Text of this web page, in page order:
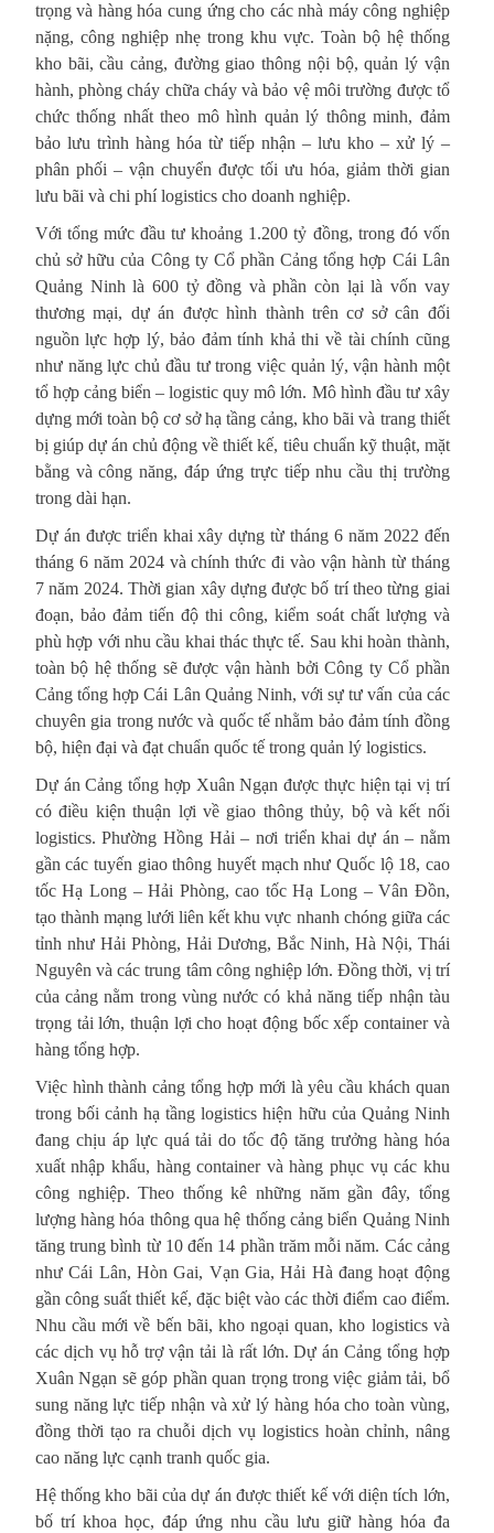
trọng và hàng hóa cung ứng cho các nhà máy công nghiệp
nặng, công nghiệp nhẹ trong khu vực. Toàn bộ hệ thống
kho bãi, cầu cảng, đường giao thông nội bộ, quản lý vận
hành, phòng cháy chữa cháy và bảo vệ môi trường được tổ
chức thống nhất theo mô hình quản lý thông minh, đảm
bảo lưu trình hàng hóa từ tiếp nhận – lưu kho – xử lý –
phân phối – vận chuyển được tối ưu hóa, giảm thời gian
lưu bãi và chi phí logistics cho doanh nghiệp.
Với tổng mức đầu tư khoảng 1.200 tỷ đồng, trong đó vốn
chủ sở hữu của Công ty Cổ phần Cảng tổng hợp Cái Lân
Quảng Ninh là 600 tỷ đồng và phần còn lại là vốn vay
thương mại, dự án được hình thành trên cơ sở cân đối
nguồn lực hợp lý, bảo đảm tính khả thi về tài chính cũng
như năng lực chủ đầu tư trong việc quản lý, vận hành một
tổ hợp cảng biển – logistic quy mô lớn. Mô hình đầu tư xây
dựng mới toàn bộ cơ sở hạ tầng cảng, kho bãi và trang thiết
bị giúp dự án chủ động về thiết kế, tiêu chuẩn kỹ thuật, mặt
bằng và công năng, đáp ứng trực tiếp nhu cầu thị trường
trong dài hạn.
Dự án được triển khai xây dựng từ tháng 6 năm 2022 đến
tháng 6 năm 2024 và chính thức đi vào vận hành từ tháng
7 năm 2024. Thời gian xây dựng được bố trí theo từng giai
đoạn, bảo đảm tiến độ thi công, kiểm soát chất lượng và
phù hợp với nhu cầu khai thác thực tế. Sau khi hoàn thành,
toàn bộ hệ thống sẽ được vận hành bởi Công ty Cổ phần
Cảng tổng hợp Cái Lân Quảng Ninh, với sự tư vấn của các
chuyên gia trong nước và quốc tế nhằm bảo đảm tính đồng
bộ, hiện đại và đạt chuẩn quốc tế trong quản lý logistics.
Dự án Cảng tổng hợp Xuân Ngạn được thực hiện tại vị trí
có điều kiện thuận lợi về giao thông thủy, bộ và kết nối
logistics. Phường Hồng Hải – nơi triển khai dự án – nằm
gần các tuyến giao thông huyết mạch như Quốc lộ 18, cao
tốc Hạ Long – Hải Phòng, cao tốc Hạ Long – Vân Đồn,
tạo thành mạng lưới liên kết khu vực nhanh chóng giữa các
tỉnh như Hải Phòng, Hải Dương, Bắc Ninh, Hà Nội, Thái
Nguyên và các trung tâm công nghiệp lớn. Đồng thời, vị trí
của cảng nằm trong vùng nước có khả năng tiếp nhận tàu
trọng tải lớn, thuận lợi cho hoạt động bốc xếp container và
hàng tổng hợp.
Việc hình thành cảng tổng hợp mới là yêu cầu khách quan
trong bối cảnh hạ tầng logistics hiện hữu của Quảng Ninh
đang chịu áp lực quá tải do tốc độ tăng trưởng hàng hóa
xuất nhập khẩu, hàng container và hàng phục vụ các khu
công nghiệp. Theo thống kê những năm gần đây, tổng
lượng hàng hóa thông qua hệ thống cảng biển Quảng Ninh
tăng trung bình từ 10 đến 14 phần trăm mỗi năm. Các cảng
như Cái Lân, Hòn Gai, Vạn Gia, Hải Hà đang hoạt động
gần công suất thiết kế, đặc biệt vào các thời điểm cao điểm.
Nhu cầu mới về bến bãi, kho ngoại quan, kho logistics và
các dịch vụ hỗ trợ vận tải là rất lớn. Dự án Cảng tổng hợp
Xuân Ngạn sẽ góp phần quan trọng trong việc giảm tải, bổ
sung năng lực tiếp nhận và xử lý hàng hóa cho toàn vùng,
đồng thời tạo ra chuỗi dịch vụ logistics hoàn chỉnh, nâng
cao năng lực cạnh tranh quốc gia.
Hệ thống kho bãi của dự án được thiết kế với diện tích lớn,
bố trí khoa học, đáp ứng nhu cầu lưu giữ hàng hóa đa